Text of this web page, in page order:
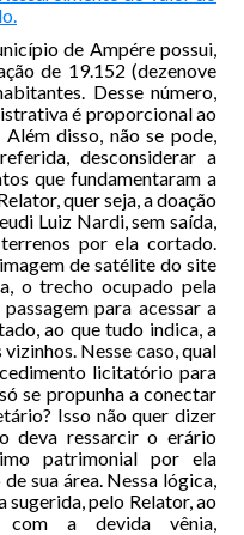
de Ampére possui,
de 19.152 (dezenove
Desse número,
é proporcional ao
disso, não se pode,
desconsiderar a
que fundamentaram a
quer seja, a doação
Luiz Nardi, sem saída,
por ela cortado.
de satélite do site
o trecho ocupado pela
para acessar a
ao que tudo indica, a
Nesse caso, qual
licitatório para
se propunha a conectar
Isso não quer dizer
deva ressarcir o erário
patrimonial por ela
sua área. Nessa lógica,
sugerida, pelo Relator, ao
a devida vênia,